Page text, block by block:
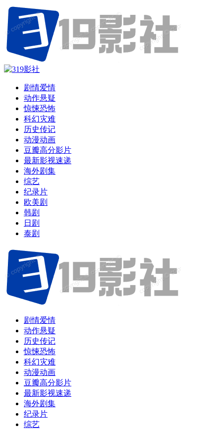
剧情爱情
动作悬疑
惊悚恐怖
科幻灾难
历史传记
动漫动画
豆瓣高分影片
最新影视速递
海外剧集
综艺
纪录片
欧美剧
韩剧
日剧
泰剧
剧情爱情
动作悬疑
历史传记
惊悚恐怖
科幻灾难
动漫动画
豆瓣高分影片
最新影视速递
海外剧集
纪录片
综艺